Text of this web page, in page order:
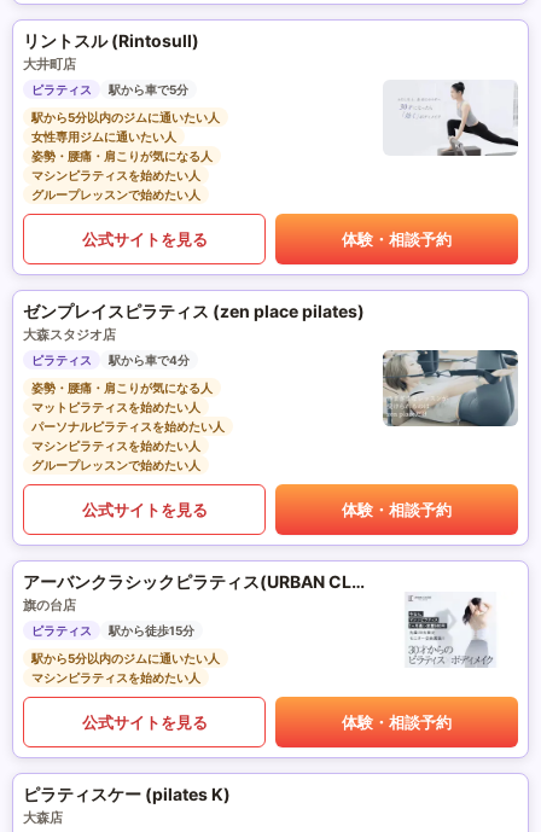
リントスル (Rintosull)
大井町店
ピラティス
駅から車で5分
駅から5分以内のジムに通いたい人
女性専用ジムに通いたい人
姿勢・腰痛・肩こりが気になる人
マシンピラティスを始めたい人
グループレッスンで始めたい人
公式サイトを見る 体験・相談予約
ゼンプレイスピラティス (zen place pilates)
大森スタジオ店
ピラティス
駅から車で4分
姿勢・腰痛・肩こりが気になる人
マットピラティスを始めたい人
パーソナルピラティスを始めたい人
マシンピラティスを始めたい人
グループレッスンで始めたい人
公式サイトを見る 体験・相談予約
アーバンクラシックピラティス(URBAN CLASSIC PILATES)
旗の台店
ピラティス
駅から徒歩15分
駅から5分以内のジムに通いたい人
マシンピラティスを始めたい人
公式サイトを見る 体験・相談予約
ピラティスケー (pilates K)
大森店